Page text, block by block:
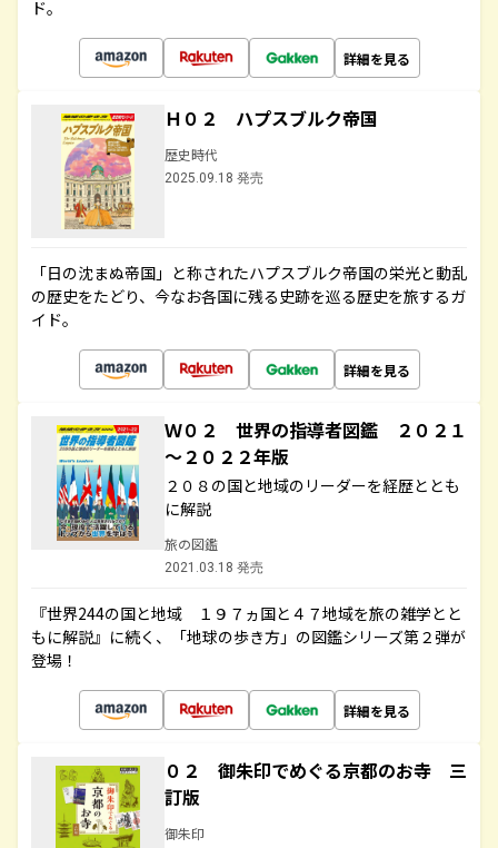
ド。
詳細を見る
Ｈ０２ ハプスブルク帝国
歴史時代
2025.09.18 発売
「日の沈まぬ帝国」と称されたハプスブルク帝国の栄光と動乱
の歴史をたどり、今なお各国に残る史跡を巡る歴史を旅するガ
イド。
詳細を見る
Ｗ０２ 世界の指導者図鑑 ２０２１
～２０２２年版
２０８の国と地域のリーダーを経歴ととも
に解説
旅の図鑑
2021.03.18 発売
『世界244の国と地域 １９７ヵ国と４７地域を旅の雑学とと
もに解説』に続く、「地球の歩き方」の図鑑シリーズ第２弾が
登場！
詳細を見る
０２ 御朱印でめぐる京都のお寺 三
訂版
御朱印